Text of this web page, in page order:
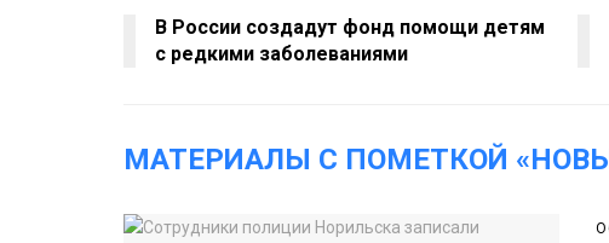
В России создадут фонд помощи детям
с редкими заболеваниями
МАТЕРИАЛЫ С ПОМЕТКОЙ